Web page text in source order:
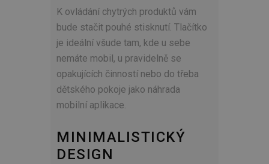
K ovládání chytrých produktů vám
bude stačit pouhé stisknutí. Tlačítko
je ideální všude tam, kde u sebe
nemáte mobil, u pravidelně se
opakujících činností nebo do třeba
dětského pokoje jako náhrada
mobilní aplikace.
MINIMALISTICKÝ
DESIGN